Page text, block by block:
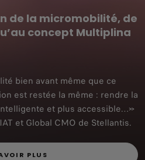
de la micromobilité, de
concept Multiplina
bien avant même que ce
est restée la même : rendre la
et plus accessible…»
et Global CMO de Stellantis.
PLUS